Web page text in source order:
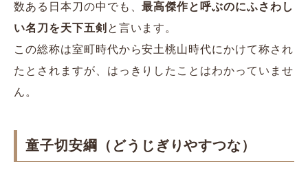
数ある日本刀の中でも、最高傑作と呼ぶのにふさわし
い名刀を天下五剣 と言います。
この総称は室町時代から安土桃山時代にかけて称され
たとされますが、はっきりしたことはわかっていませ
ん。
童子切安綱（どうじぎりやすつな）